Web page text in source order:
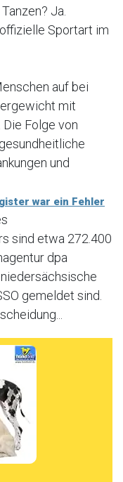
Ja.
Sportart im
auf bei
mit
Folge von
und
war ein Fehler
sind etwa 272.400
dpa
gemeldet sind.